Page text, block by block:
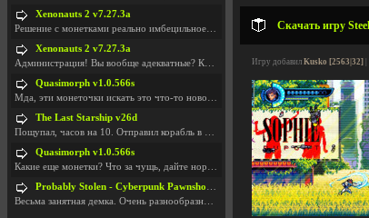
Скачать игру
Игру добавил Kusko [2563|32]
Xenonauts 2 v7.27.3a
Решение с монетками реально имбецильное. Как сдела
Xenonauts 2 v7.27.3a
Администрация! Вы вообще адекватные? Какие монетки
Quasimorph v1.0.566s
Мда, эти монеточки искать это что-то новое в сфере
The Last Starship v26d
Пощупал, часов на 10. Отправил корабль в другую Га
Quasimorph v1.0.566s
Какие еще монетки? Что за чущь, дайте нормально ск
Probably Stolen - Cyberpunk Pawnshop Simulator v048c [Playtest]
Весьма занятная демка. Очень разнообразные механик